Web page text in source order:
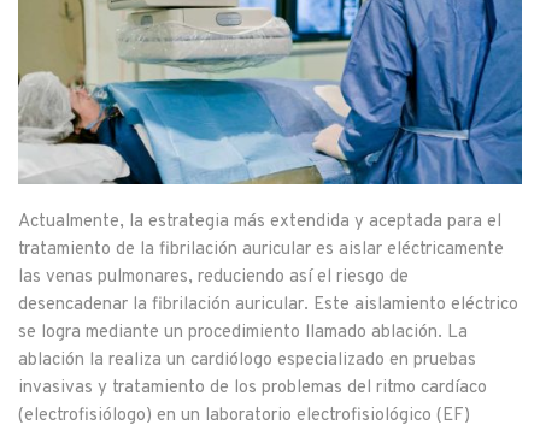
Actualmente, la estrategia más extendida y aceptada para el
tratamiento de la fibrilación auricular es aislar eléctricamente
las venas pulmonares, reduciendo así el riesgo de
desencadenar la fibrilación auricular. Este aislamiento eléctrico
se logra mediante un procedimiento llamado ablación. La
ablación la realiza un cardiólogo especializado en pruebas
invasivas y tratamiento de los problemas del ritmo cardíaco
(electrofisiólogo) en un laboratorio electrofisiológico (EF)